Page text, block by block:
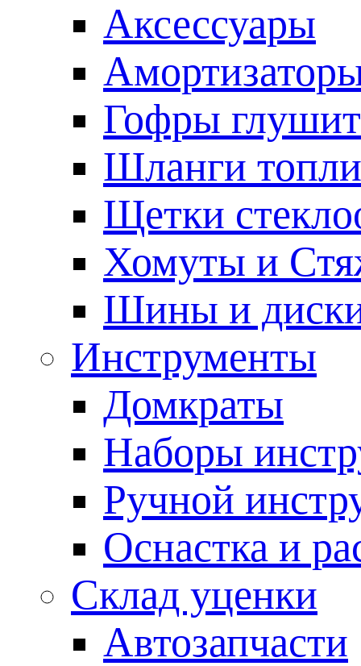
Аксессуары
Гофры
Шланги
Щетки
Хомуты и
Шины и
Инструменты
Домкраты
Наборы
Ручной
Оснастка и
Склад уценки
Автозапчасти